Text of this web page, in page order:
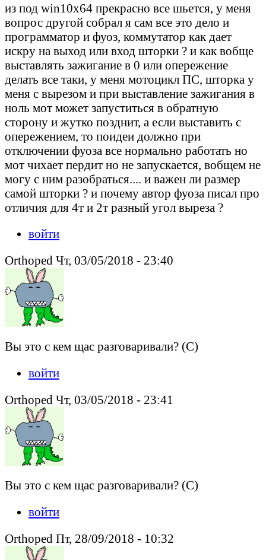
из под win10x64 прекрасно все шьется, у меня
вопрос другой собрал я сам все это дело и
программатор и фуоз, коммутатор как дает
искру на выход или вход шторки ? и как вобще
выставлять зажигание в 0 или опережение
делать все таки, у меня мотоцикл ПС, шторка у
меня с вырезом и при выставление зажигания в
ноль мот может запуститься в обратную
сторону и жутко позднит, а если выставить с
опережением, то поидеи должно при
отключении фуоза все нормально работать но
мот чихает пердит но не запускается, вобщем не
могу с ним разобраться.... и важен ли размер
самой шторки ? и почему автор фуоза писал про
отличия для 4т и 2т разный угол выреза ?
войти
Orthoped Чт, 03/05/2018 - 23:40
Вы это с кем щас разговаривали? (С)
войти
Orthoped Чт, 03/05/2018 - 23:41
Вы это с кем щас разговаривали? (С)
войти
Orthoped Пт, 28/09/2018 - 10:32